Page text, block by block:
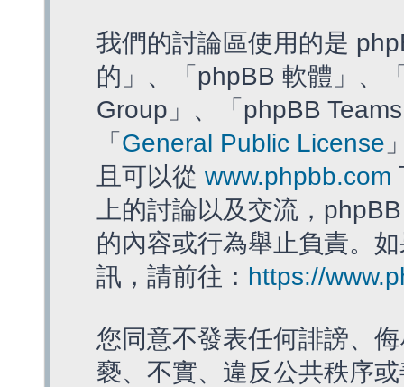
我們的討論區使用的是
的」、「phpBB 軟體」、
Group」、「phpBB
「 General Public License
且可以從 www.phpbb.com
上的討論以及交流，
的內容或行為舉止負責。
訊，請前往： https://
您同意不發表任何誹謗、
褻、不實、違反公共秩序